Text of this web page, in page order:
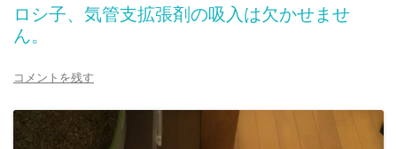
ロシ子、気管支拡張剤の吸入は欠かせませ
ん。
コメントを残す